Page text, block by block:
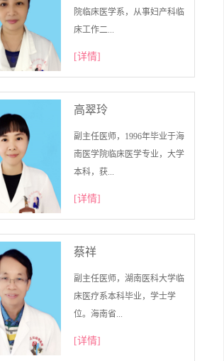
院临床医学系，从事妇产科临
床工作二...
[详情]
高翠玲
副主任医师，1996年毕业于海
南医学院临床医学专业，大学
本科，获...
[详情]
蔡祥
副主任医师，湖南医科大学临
床医疗系本科毕业，学士学
位。海南省...
[详情]